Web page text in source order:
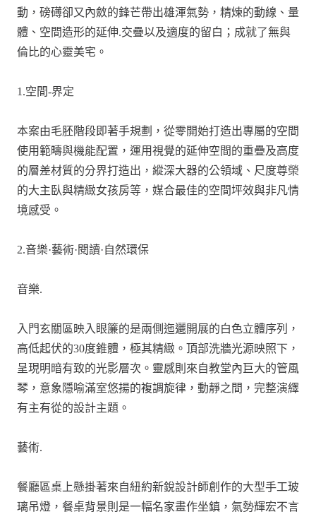
動，磅礡卻又內斂的鋒芒帶出雄渾氣勢，精煉的動線、量
體、空間造形的延伸.交疊以及適度的留白；成就了無與
倫比的心靈美宅。
1.空間-界定
本案由毛胚階段即著手規劃，從零開始打造出專屬的空間
使用範疇與機能配置，運用視覺的延伸空間的重疊及高度
的層差材質的分界打造出，縱深大器的公領域、尺度尊榮
的大主臥與精緻女孩房等，媒合最佳的空間坪效與非凡情
境感受。
2.音樂·藝術·閱讀·自然環保
音樂.
入門玄關區映入眼簾的是兩側迤邐開展的白色立體序列，
高低起伏的30度錐體，極其精緻。頂部洗牆光源映照下，
呈現明暗有致的光影層次。靈感則來自教堂內巨大的管風
琴，意象隱喻滿室悠揚的複調旋律，動靜之間，完整演繹
有主有從的設計主題。
藝術.
餐廳區桌上懸掛著來自紐約新銳設計師創作的大型手工玻
璃吊燈，餐桌背景則是一幅名家畫作坐鎮，氣勢輝宏不言